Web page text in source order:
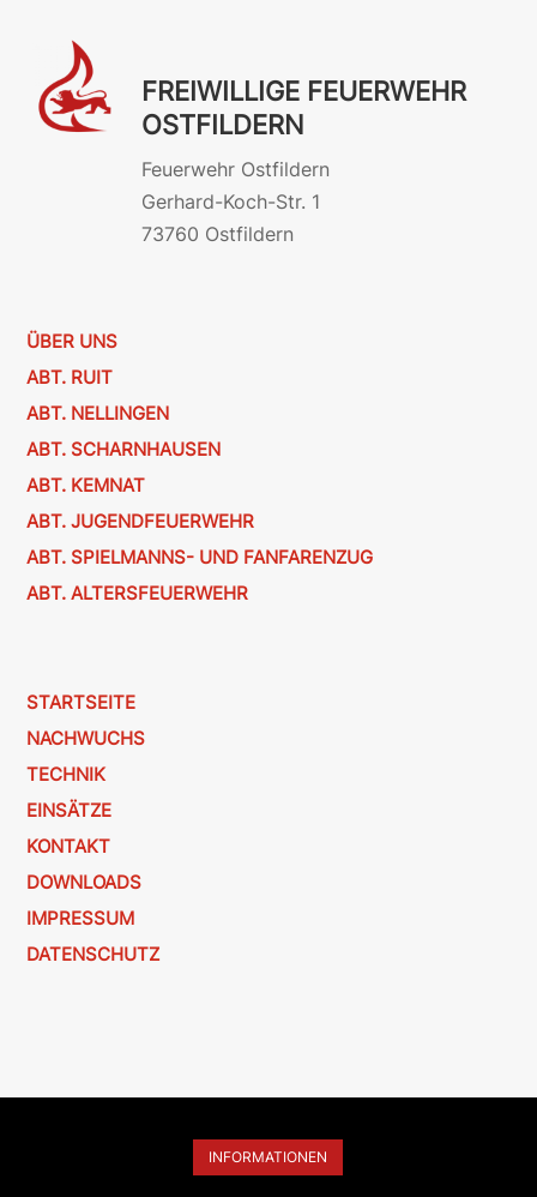
FREIWILLIGE FEUERWEHR
OSTFILDERN
Feuerwehr Ostfildern
Gerhard-Koch-Str. 1
73760 Ostfildern
ÜBER UNS
ABT. RUIT
ABT. NELLINGEN
ABT. SCHARNHAUSEN
ABT. KEMNAT
ABT. JUGENDFEUERWEHR
ABT. SPIELMANNS- UND FANFARENZUG
ABT. ALTERSFEUERWEHR
STARTSEITE
NACHWUCHS
TECHNIK
EINSÄTZE
KONTAKT
DOWNLOADS
IMPRESSUM
DATENSCHUTZ
INFORMATIONEN